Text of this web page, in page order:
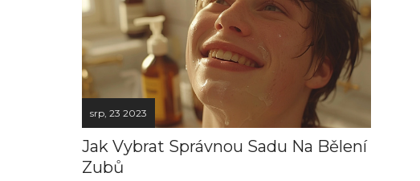
srp, 23 2023
Jak Vybrat Správnou Sadu Na Bělení
Zubů